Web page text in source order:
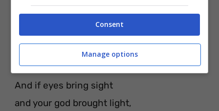
You know cause I yeah,
Well if time can heal
and my hands bring feel
she brings the rest
And if eyes bring sight
and your god brought light,
Consent
Manage options